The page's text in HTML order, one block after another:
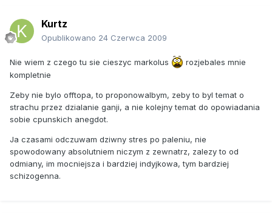
Kurtz
Opublikowano 24 Czerwca 2009
Nie wiem z czego tu sie cieszyc markolus
rozjebales mnie
kompletnie
Zeby nie bylo offtopa, to proponowalbym, zeby to byl temat o
strachu przez dzialanie ganji, a nie kolejny temat do opowiadania
sobie cpunskich anegdot.
Ja czasami odczuwam dziwny stres po paleniu, nie
spowodowany absolutniem niczym z zewnatrz, zalezy to od
odmiany, im mocniejsza i bardziej indyjkowa, tym bardziej
schizogenna.